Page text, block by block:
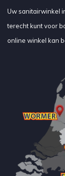
Uw sanitairwinkel
terecht kunt voor
online winkel kan